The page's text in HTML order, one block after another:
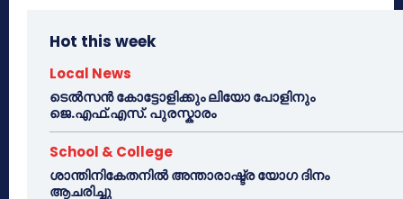
Hot this week
Local News
ടെൽസൻ കോട്ടോളിക്കും ലിയോ പോളിനും
ജെ.എഫ്.എസ്. പുരസ്കാരം
School & College
ശാന്തിനികേതനിൽ അന്താരാഷ്ട്ര യോഗ ദിനം
ആചരിച്ചു